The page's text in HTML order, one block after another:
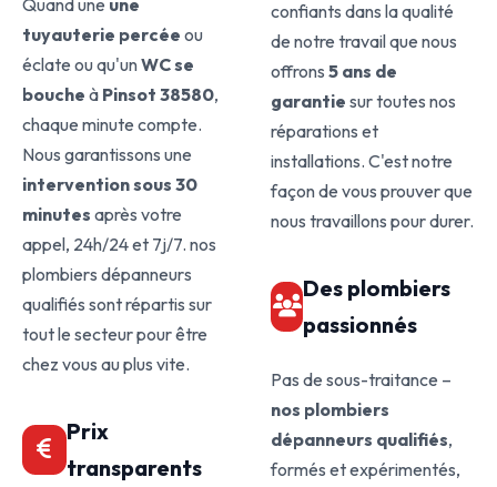
Quand une une
tuyauterie percée ou
éclate ou qu'unWC se
bouche à Pinsot 38580,
chaque minute compte.
Nous garantissons une
intervention sous 30
minutes après votre
appel, 24h/24 et 7j/7. nos
plombiers dépanneurs
qualifiés sont répartis sur
tout le secteur pour être
chez vous au plus vite.
Prix
transparents
confiants dans la qualité
de notre travail que nous
offrons 5 ans de
garantie sur toutes nos
réparations et
installations. C'est notre
façon de vous prouver que
nous travaillons pour durer.
Des plombiers
passionnés
Pas de sous-traitance –
nos plombiers
dépanneurs qualifiés,
formés et expérimentés,